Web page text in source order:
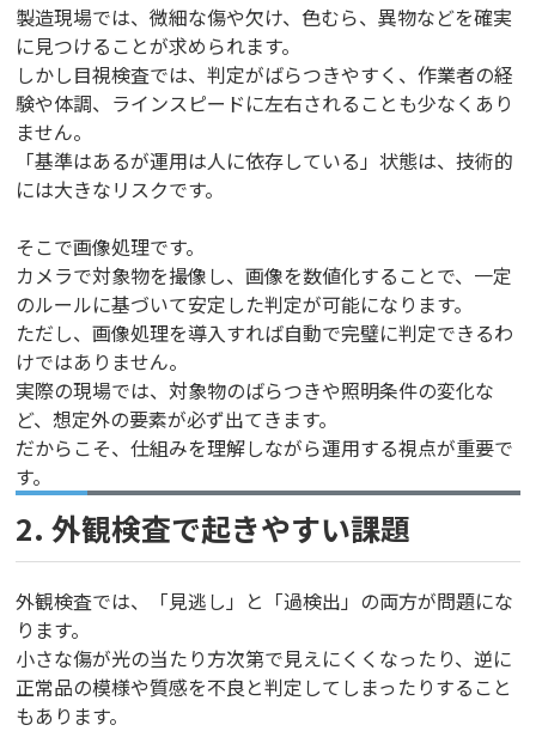
製造現場では、微細な傷や欠け、色むら、異物などを確実
に見つけることが求められます。
しかし目視検査では、判定がばらつきやすく、作業者の経
験や体調、ラインスピードに左右されることも少なくあり
ません。
「基準はあるが運用は人に依存している」状態は、技術的
には大きなリスクです。
そこで画像処理です。
カメラで対象物を撮像し、画像を数値化することで、一定
のルールに基づいて安定した判定が可能になります。
ただし、画像処理を導入すれば自動で完璧に判定できるわ
けではありません。
実際の現場では、対象物のばらつきや照明条件の変化な
ど、想定外の要素が必ず出てきます。
だからこそ、仕組みを理解しながら運用する視点が重要で
す。
2. 外観検査で起きやすい課題
外観検査では、「見逃し」と「過検出」の両方が問題にな
ります。
小さな傷が光の当たり方次第で見えにくくなったり、逆に
正常品の模様や質感を不良と判定してしまったりすること
もあります。